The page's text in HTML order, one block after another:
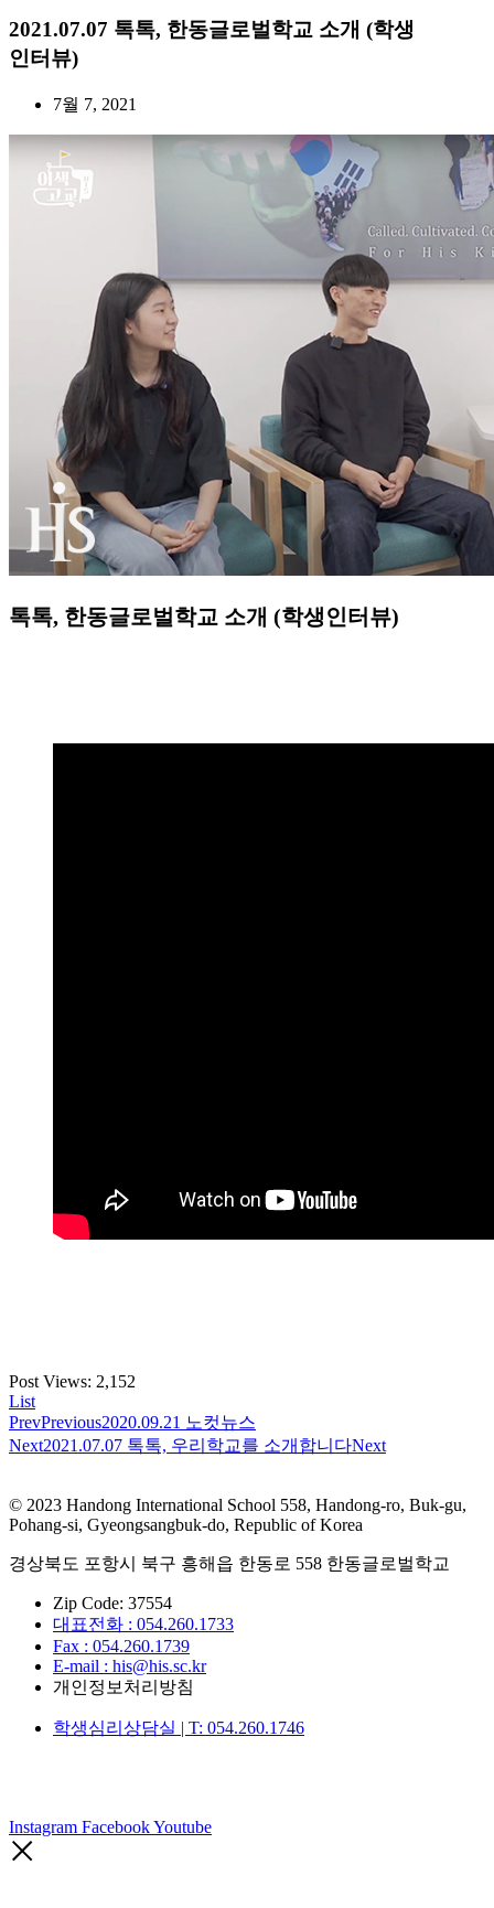
2021.07.07 톡톡, 한동글로벌학교 소개 (학생
인터뷰)
7월 7, 2021
톡톡, 한동글로벌학교 소개 (학생인터뷰)
Post Views: 2,152
List
PrevPrevious2020.09.21 노컷뉴스
Next2021.07.07 톡톡, 우리학교를 소개합니다Next
© 2023 Handong International School 558, Handong-ro, Buk-gu,
Pohang-si, Gyeongsangbuk-do, Republic of Korea
경상북도 포항시 북구 흥해읍 한동로 558 한동글로벌학교
Zip Code: 37554
대표전화 : 054.260.1733
Fax : 054.260.1739
E-mail : his@his.sc.kr
개인정보처리방침
학생심리상담실 | T: 054.260.1746
Instagram FacebookYoutube